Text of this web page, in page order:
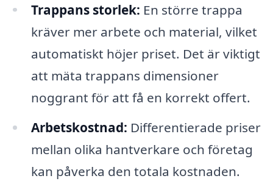
Trappans storlek: En större trappa
kräver mer arbete och material, vilket
automatiskt höjer priset. Det är viktigt
att mäta trappans dimensioner
noggrant för att få en korrekt offert.
Arbetskostnad: Differentierade priser
mellan olika hantverkare och företag
kan påverka den totala kostnaden.